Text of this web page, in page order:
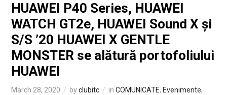
HUAWEI P40 Series, HUAWEI
WATCH GT2e, HUAWEI Sound X și
S/S ’20 HUAWEI X GENTLE
MONSTER se alătură portofoliului
HUAWEI
March 28, 2020 byclubitc in COMUNICATE, Evenimente,